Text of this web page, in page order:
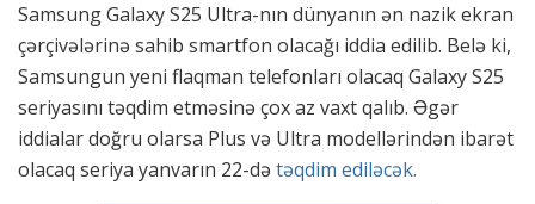
Samsung Galaxy S25 Ultra-nın dünyanın ən nazik ekran
çərçivələrinə sahib smartfon olacağı iddia edilib. Belə ki,
Samsungun yeni flaqman telefonları olacaq Galaxy S25
seriyasını təqdim etməsinə çox az vaxt qalıb. Əgər
iddialar doğru olarsa Plus və Ultra modellərindən ibarət
olacaq seriya yanvarın 22-də təqdim ediləcək.